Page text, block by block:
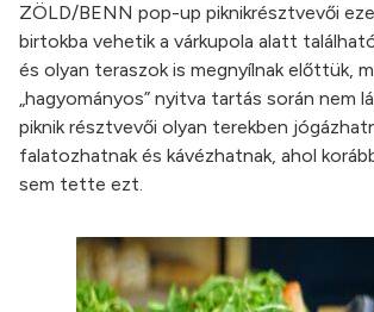
ZÖLD/BENN pop-up piknikrésztvevői
birtokba vehetik a várkupola alatt
és olyan teraszok is megnyílnak előttük,
„hagyományos” nyitva tartás során nem
piknik résztvevői olyan terekben
falatozhatnak és kávézhatnak, ahol
sem tette ezt.